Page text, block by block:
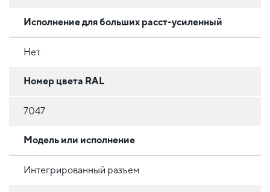
Исполнение для больших расст-усиленный
Нет
Номер цвета RAL
7047
Модель или исполнение
Интегрированный разъем